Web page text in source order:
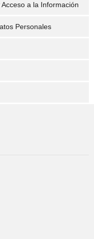
a la Información
Personales